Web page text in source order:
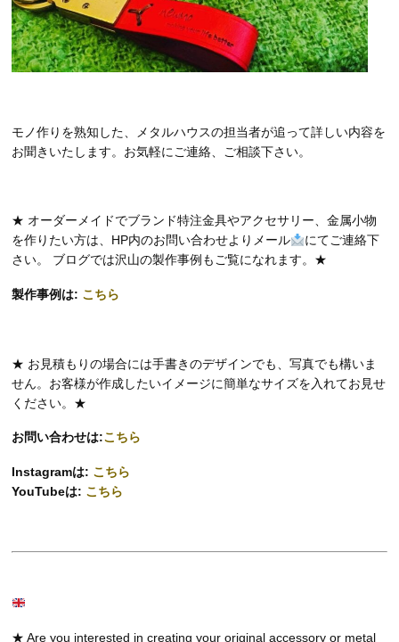
モノ作りを熟知した、メタルハウスの担当者が追って詳しい内容を
お聞きいたします。お気軽にご連絡、ご相談下さい。
★ オーダーメイドでブランド特注金具やアクセサリー、金属小物
を作りたい方は、HP内のお問い合わせよりメール
にてご連絡下
さい。 ブログでは沢山の製作事例もご覧になれます。★
製作事例は: こちら
★ お見積もりの場合には手書きのデザインでも、写真でも構いま
せん。お客様が作成したいイメージに簡単なサイズを入れてお見せ
ください。★
お問い合わせは:こちら
Instagramは: こちら
YouTubeは: こちら
★ Are you interested in creating your original accessory or metal